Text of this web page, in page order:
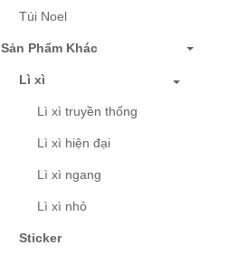
Túi Noel
Sản Phẩm Khác
Lì xì
Lì xì truyền thống
Lì xì hiện đại
Lì xì ngang
Lì xì nhỏ
Sticker